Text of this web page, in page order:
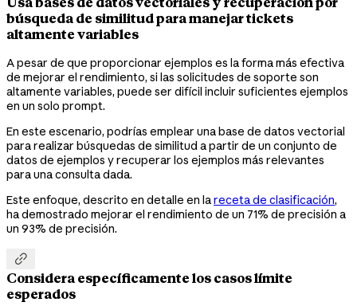
búsqueda de similitud para manejar tickets
altamente variables
A pesar de que proporcionar ejemplos es la forma más efectiva
de mejorar el rendimiento, si las solicitudes de soporte son
altamente variables, puede ser difícil incluir suficientes ejemplos
en un solo prompt.
En este escenario, podrías emplear una base de datos vectorial
para realizar búsquedas de similitud a partir de un conjunto de
datos de ejemplos y recuperar los ejemplos más relevantes
para una consulta dada.
Este enfoque, descrito en detalle en lareceta de clasificación,
ha demostrado mejorar el rendimiento de un 71% de precisión a
un 93% de precisión.

Considera específicamente los casos límite
esperados